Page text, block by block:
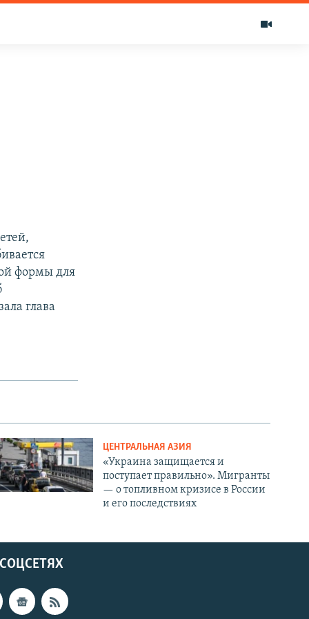
формы для
глава
ЦЕНТРАЛЬНАЯ АЗИЯ
«Украина защищается и
поступает правильно». Мигранты
— о топливном кризисе в России
и его последствиях